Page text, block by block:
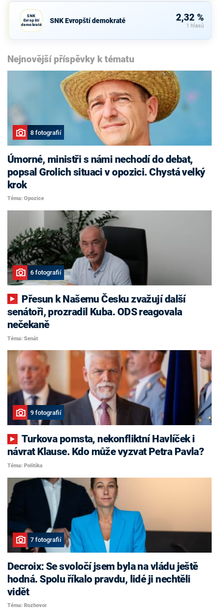
SNK
Evropští
demokraté
SNK Evropští demokraté 2,32 %
1 hlasů
Nejnovější příspěvky k tématu
8 fotografií
Úmorné, ministři s námi nechodí do debat,
popsal Grolich situaci v opozici. Chystá velký
krok
Téma: Opozice
6 fotografií
senátoři, prozradil Kuba. ODS reagovala
nečekaně
Téma: Senát
9 fotografií
Turkova pomsta, nekonfliktní Havlíček i
návrat Klause. Kdo může vyzvat Petra Pavla?
Téma: Politika
7 fotografií
Decroix: Se svoločí jsem byla na vládu ještě
hodná. Spolu říkalo pravdu, lidé ji nechtěli
vidět
Téma: Rozhovor